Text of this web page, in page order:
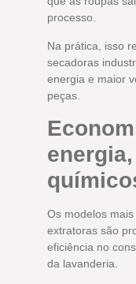
processo.
Na prática, isso
secadoras
energia e maior
peças.
Os modelos
extratoras são
eficiência no
da lavanderia.